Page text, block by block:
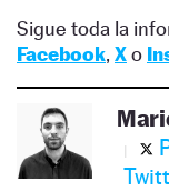
Sigue toda la
Facebook, Xo